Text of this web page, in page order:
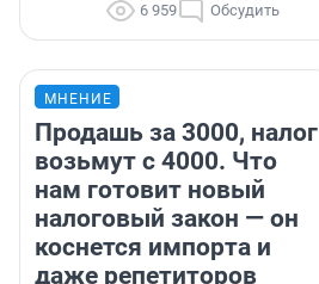
6 959 Обсудить
МНЕНИЕ
Продашь за 3000, налог
возьмут с 4000. Что
нам готовит новый
налоговый закон — он
коснется импорта и
даже репетиторов